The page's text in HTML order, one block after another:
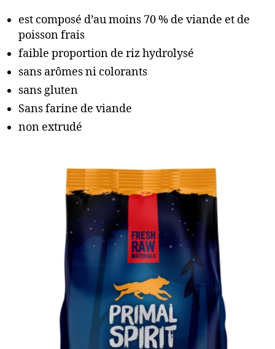
est composé d’au moins 70 % de viande et de
poisson frais
faible proportion de riz hydrolysé
sans arômes ni colorants
sans gluten
Sans farine de viande
non extrudé